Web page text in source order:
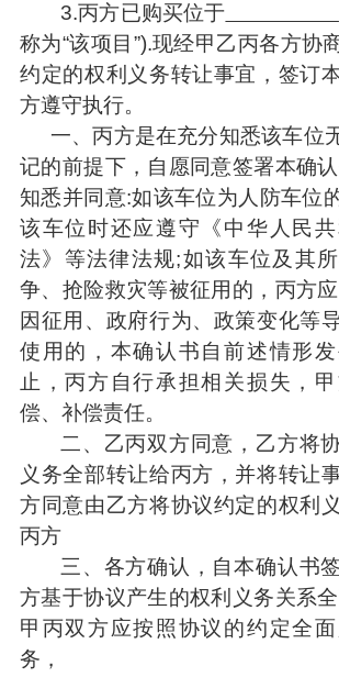
3.丙方已购买位于
称为“该项目”).现经甲乙丙各方协
约定的权利义务转让事宜，签订
方遵守执行。
一、丙方是在充分知悉该车位
记的前提下，自愿同意签署本确
知悉并同意:如该车位为人防车位
该车位时还应遵守《中华人民
法》等法律法规;如该车位及其
争、抢险救灾等被征用的，丙方
因征用、政府行为、政策变化等
使用的，本确认书自前述情形
止，丙方自行承担相关损失，
偿、补偿责任。
二、乙丙双方同意，乙方将
义务全部转让给丙方，并将转让
方同意由乙方将协议约定的权利
丙方
三、各方确认，自本确认书
方基于协议产生的权利义务关系
甲丙双方应按照协议的约定全
务，